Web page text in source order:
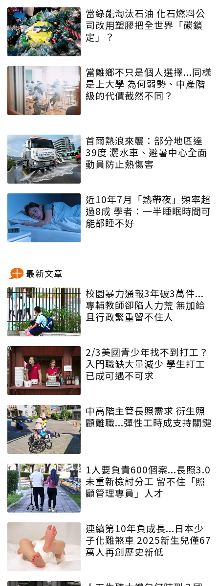
當綠能淘汰石油 化石燃料公
司改用塑膠把全世界「碳鎖
定」？
當離鄉不只是個人選擇...同樣
是上大學 為何弱勢、中產階
級的代價截然不同？
首爾熱浪來襲：部分地區達
39度 灑水車、避暑中心全面
動員防止熱傷害
近10年7月「熱帶夜」頻率超
過8成 學者：一半睡眠時間可
能都睡不好
最新文章
校園暴力通報3年破3萬件...
專輔教師卻陷人力荒 無加給
且行政繁重留不住人
2/3美國青少年找不到打工？
入門職缺大量減少 學生打工
已成可遇不可求
中高階主管長照需求 衍生照
顧離職...彈性工時成支持關鍵
1人要負責600個案...長照3.0
未重新檢討分工 留不住「照
顧管理專員」人才
連續第10年負成長...日本少
子化難煞車 2025新生兒僅67
萬人再創歷史新低